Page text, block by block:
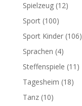
Spielzeug(12)
Sport(100)
Sport Kinder(106)
Sprachen (4)
Steffenspiele (11)
Tagesheim (18)
Tanz(10)